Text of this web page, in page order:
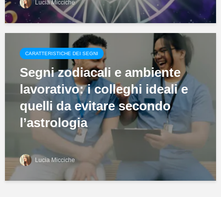
Lucia Micciche
CARATTERISTICHE DEI SEGNI
Segni zodiacali e ambiente
lavorativo: i colleghi ideali e
quelli da evitare secondo
l’astrologia
Lucia Micciche